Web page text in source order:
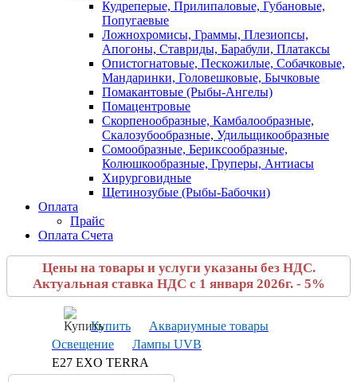
Кудреперые, Прилипаловые, Губановые,
Попугаевые
Ложнохромисы, Граммы, Плезиопсы,
Апогоны, Ставриды, Барабули, Платаксы
Опистогнатовые, Пескожилые, Собачковые,
Мандаринки, Головешковые, Бычковые
Помакантовые (Рыбы-Ангелы)
Помацентровые
Скорпенообразные, Камбалообразные,
Скалозубообразные, Удильщикообразные
Сомообразные, Бериксообразные,
Колюшкообразные, Груперы, Антиасы
Хирурговидные
Щетинозубые (Рыбы-Бабочки)
Оплата
Прайс
Оплата Счета
Цены на товары и услуги указаны без НДС.
Актуальная ставка НДС с 1 января 2026г. - 5%
Купить
Аквариумные товары
Освещение
Лампы UVB
Е27 EXO TERRA